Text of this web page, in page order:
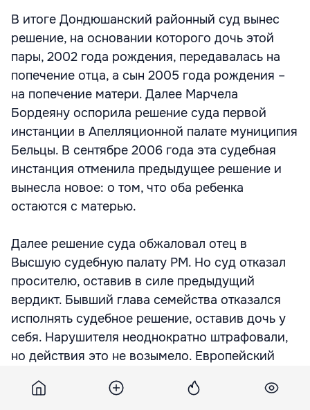
В итоге Дондюшанский районный суд вынес
решение, на основании которого дочь этой
пары, 2002 года рождения, передавалась на
попечение отца, а сын 2005 года рождения –
на попечение матери. Далее Марчела
Бордеяну оспорила решение суда первой
инстанции в Апелляционной палате муниципия
Бельцы. В сентябре 2006 года эта судебная
инстанция отменила предыдущее решение и
вынесла новое: о том, что оба ребенка
остаются с матерью.
Далее решение суда обжаловал отец в
Высшую судебную палату РМ. Но суд отказал
просителю, оставив в силе предыдущий
вердикт. Бывший глава семейства отказался
исполнять судебное решение, оставив дочь у
себя. Нарушителя неоднократно штрафовали,
но действия это не возымело. Европейский
решении, подчеркнув, что «штрафы не могут